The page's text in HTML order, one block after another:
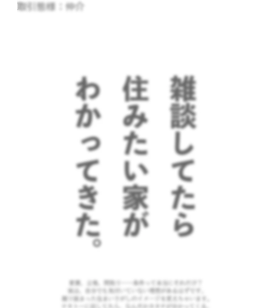
取引態様：仲介